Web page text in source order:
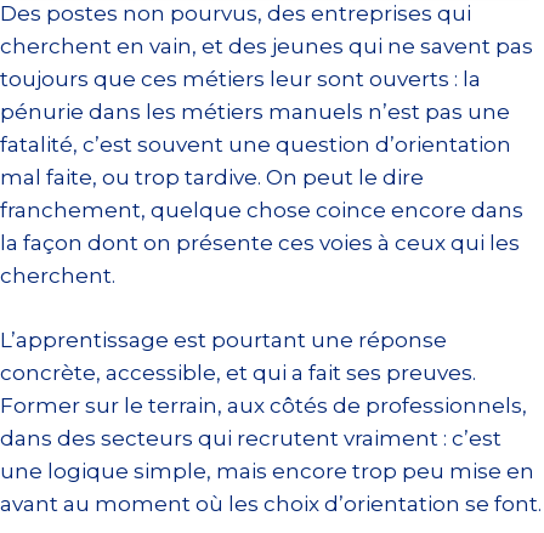
Des postes non pourvus, des entreprises qui
cherchent en vain, et des jeunes qui ne savent pas
toujours que ces métiers leur sont ouverts : la
pénurie dans les métiers manuels n’est pas une
fatalité, c’est souvent une question d’orientation
mal faite, ou trop tardive. On peut le dire
franchement, quelque chose coince encore dans
la façon dont on présente ces voies à ceux qui les
cherchent.
L’apprentissage est pourtant une réponse
concrète, accessible, et qui a fait ses preuves.
Former sur le terrain, aux côtés de professionnels,
dans des secteurs qui recrutent vraiment : c’est
une logique simple, mais encore trop peu mise en
avant au moment où les choix d’orientation se font.